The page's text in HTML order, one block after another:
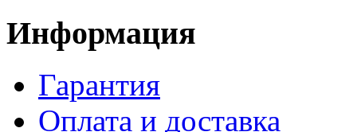
Информация
Гарантия
Оплата и доставка